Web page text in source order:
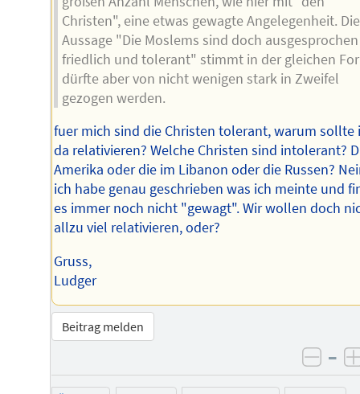
Christen", eine etwas gewagte Angelegenheit. Die
Aussage "Die Moslems sind doch ausgesprochen
friedlich und tolerant" stimmt in der gleichen
dürfte aber von nicht wenigen stark in Zweifel
gezogen werden.
fuer mich sind die Christen tolerant, warum sollte
da relativieren? Welche Christen sind intolerant?
Amerika oder die im Libanon oder die Russen?
ich habe genau geschrieben was ich meinte und
es immer noch nicht "gewagt". Wir wollen doch
allzu viel relativieren, oder?
Gruss,
Ludger
Beitrag melden
–